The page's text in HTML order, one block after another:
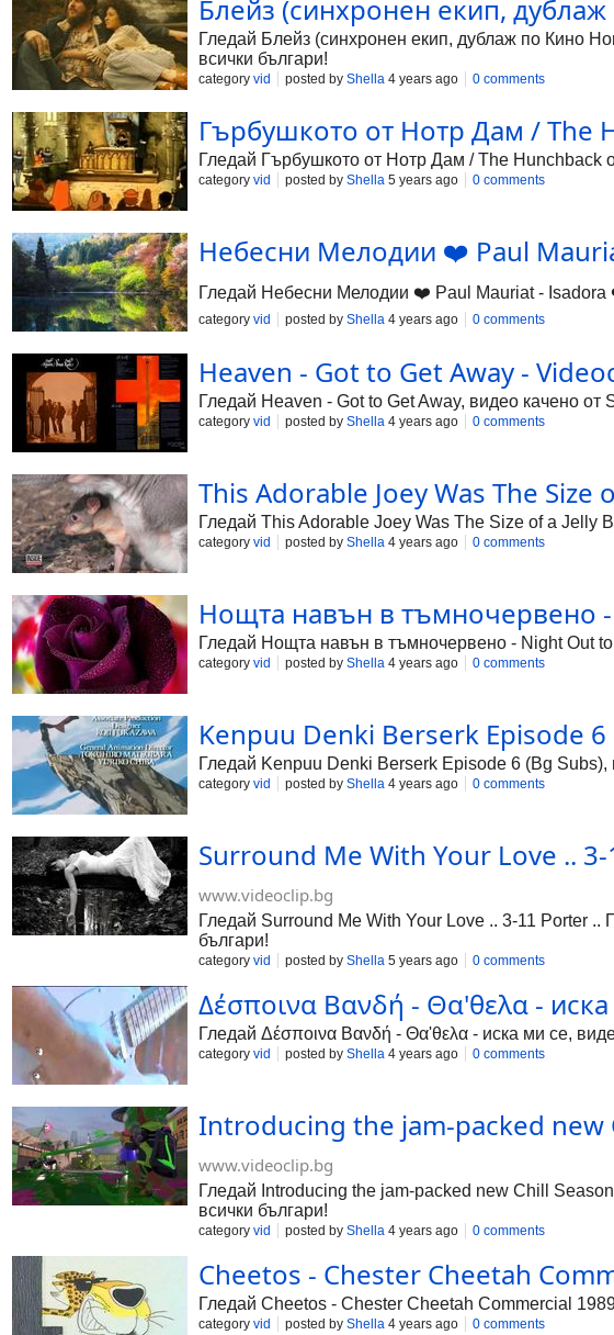
Блейз (синхронен екип,
Гледай Блейз (синхронен екип, дублаж по Кино
всички българи!
category vid posted by Shella 4 years ago 0 comments
Гърбушкото от Нотр Дам / The
Гледай Гърбушкото от Нотр Дам / The Hunchback
category vid posted by Shella 5 years ago 0 comments
Небесни Мелодии ❤️ Paul
Гледай Небесни Мелодии ❤️ Paul Mauriat - Isadora
category vid posted by Shella 4 years ago 0 comments
Heaven - Got to Get Away -
Гледай Heaven - Got to Get Away, видео качено
category vid posted by Shella 4 years ago 0 comments
This Adorable Joey Was The
Гледай This Adorable Joey Was The Size of a Jelly
category vid posted by Shella 4 years ago 0 comments
Нощта навън в тъмночервено
Гледай Нощта навън в тъмночервено - Night Out
category vid posted by Shella 4 years ago 0 comments
Kenpuu Denki Berserk Episode
Гледай Kenpuu Denki Berserk Episode 6 (Bg
category vid posted by Shella 4 years ago 0 comments
Surround Me With Your Love ..
www.videoclip.bg
Гледай Surround Me With Your Love .. 3-11 Porter
българи!
category vid posted by Shella 5 years ago 0 comments
Δέσποινα Βανδή - Θα'θελα -
Гледай Δέσποινα Βανδή - Θα'θελα - иска ми се,
category vid posted by Shella 4 years ago 0 comments
Introducing the jam-packed new
www.videoclip.bg
Гледай Introducing the jam-packed new Chill
всички българи!
category vid posted by Shella 4 years ago 0 comments
Cheetos - Chester Cheetah
Гледай Cheetos - Chester Cheetah Commercial
category vid posted by Shella 4 years ago 0 comments